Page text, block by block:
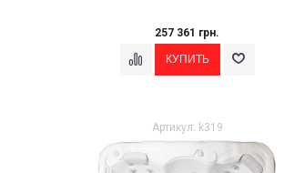
257 361 грн.
Артикул: k319